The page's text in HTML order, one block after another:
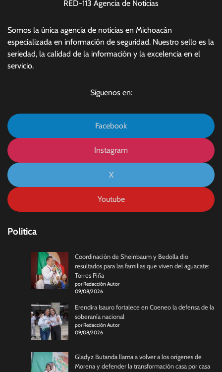
RED-113 Agencia de Noticias
Somos la única agencia de noticias en Michoacán
especializada en información de seguridad. Nuestro sello es la
seriedad, la calidad de la información y la excelencia en el
servicio.
Síguenos en:
Facebook
Instagram
X
Youtube
Politica
Coordinación de Sheinbaum y Bedolla dio
resultados para las familias que viven del aguacate:
Torres Piña
por Redacción Autor
09/08/2026
Erendira Isauro fortalece en Coeneo la defensa de la
soberanía nacional
por Redacción Autor
09/08/2026
Gladyz Butanda llama a volver a los orígenes de
Morena y defender la transformación casa por casa